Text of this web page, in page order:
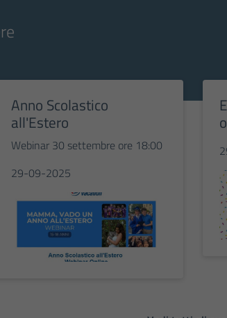
Anno Scolastico
all'Estero
Webinar 30 settembre ore 18:00
29-09-2025